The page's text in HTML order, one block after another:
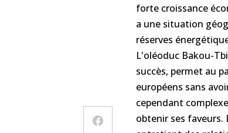
forte croissance
a une situation
réserves
L'oléoduc Bakou-
succès, permet au
européens sans
cependant
obtenir ses faveurs.